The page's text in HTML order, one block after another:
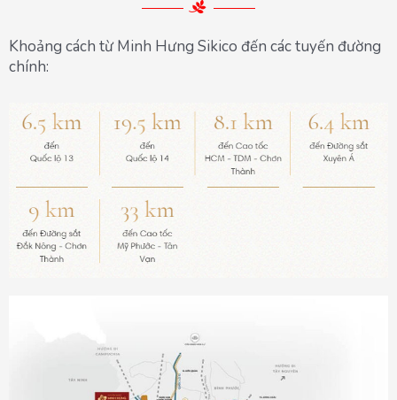
Khoảng cách từ Minh Hưng Sikico đến các tuyến đường
chính: